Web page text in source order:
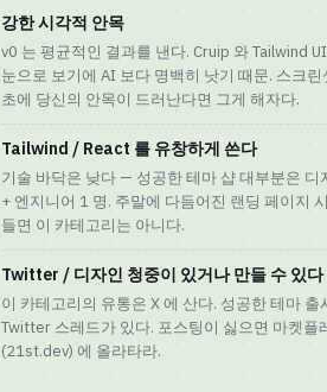
강한 시각적 안목
v0 는 평균적인 결과를 낸다. Cruip 와 Tailwind
눈으로 보기에 AI 보다 명백히 낫기 때문. 스크
초에 당신의 안목이 드러난다면 그게 해자다.
Tailwind / React 를 유창하게 쓴다
기술 바닥은 낮다 — 성공한 테마 샵 대부분은 디
+ 엔지니어 1 명. 주말에 다듬어진 랜딩 페이지
들면 이 카테고리는 아니다.
Twitter / 디자인 청중이 있거나 만들 수 있다
이 카테고리의 유통은 X 에 산다. 성공한 테마 출
Twitter 스레드가 있다. 포스팅이 싫으면 마켓플
(21st.dev) 에 올라타라.